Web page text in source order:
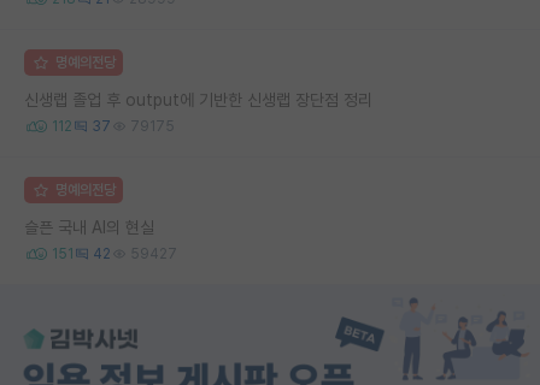
명예의전당
신생랩 졸업 후 output에 기반한 신생랩 장단점 정리
112 37 79175
명예의전당
슬픈 국내 AI의 현실
151 42 59427